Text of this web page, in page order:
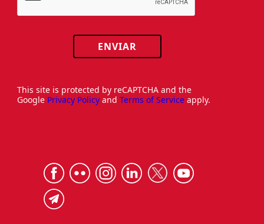
ENVIAR
This site is protected by reCAPTCHA and the
Google Privacy Policy and Terms of Service apply.